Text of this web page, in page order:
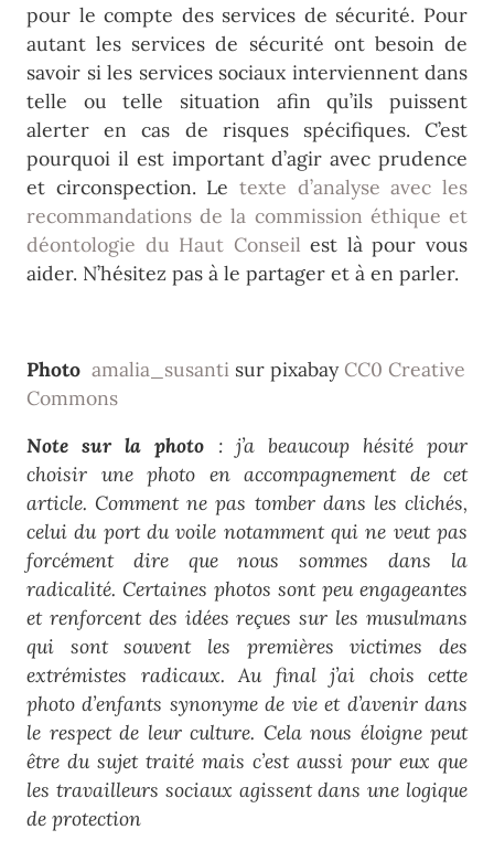
pour le compte des services de sécurité. Pour
autant les services de sécurité ont besoin de
savoir si les services sociaux interviennent dans
telle ou telle situation afin qu’ils puissent
alerter en cas de risques spécifiques. C’est
pourquoi il est important d’agir avec prudence
et circonspection. Le texte d’analyse avec les
recommandations de la commission éthique et
déontologie du Haut Conseil est là pour vous
aider. N’hésitez pas à le partager et à en parler.
Photo amalia_susanti sur pixabay CC0 Creative
Commons
Note sur la photo : j’a beaucoup hésité pour
choisir une photo en accompagnement de cet
article. Comment ne pas tomber dans les clichés,
celui du port du voile notamment qui ne veut pas
forcément dire que nous sommes dans la
radicalité. Certaines photos sont peu engageantes
et renforcent des idées reçues sur les musulmans
qui sont souvent les premières victimes des
extrémistes radicaux. Au final j’ai chois cette
photo d’enfants synonyme de vie et d’avenir dans
le respect de leur culture. Cela nous éloigne peut
être du sujet traité mais c’est aussi pour eux que
les travailleurs sociaux agissent dans une logique
de protection